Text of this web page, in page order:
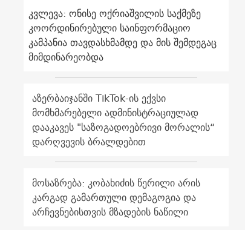
კვლევა: ონისე ოქრიაშვილის საქმეზე
კოორდინირებული საინფორმაციო
კამპანია თავდასხმამდე და მის შემდეგაც
მიმდინარეობდა
აზერბაიჯანში TikTok-ის ექვსი
მომხმარებელი ადმინისტრაციულად
დააკავეს "საზოგადოებრივი მორალის“
დარღვევის ბრალდებით
მოსაზრება: კობახიძის წერილი არის
კარგად გამართული დემაგოგია და
არჩევნებისთვის მზადების ნაწილი